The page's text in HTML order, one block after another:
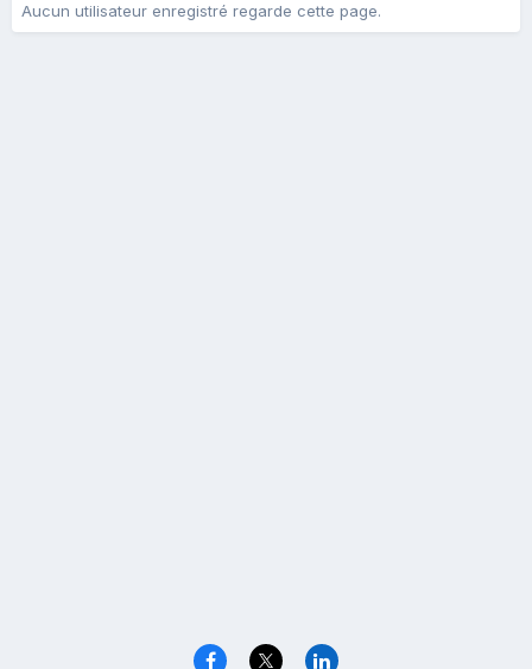
Aucun utilisateur enregistré regarde cette page.